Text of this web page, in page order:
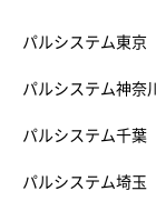
パルシステム東京
パルシステム神奈川
パルシステム千葉
パルシステム埼玉